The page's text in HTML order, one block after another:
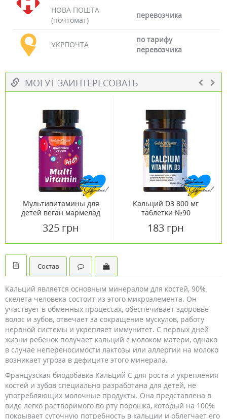
НОВА ПОШТА
(почтомат)
перевозчика
УКРПОЧТА
по тарифу
перевозчика
МОГУТ ЗАИНТЕРЕСОВАТЬ
Мультивитамины для
детей веган мармелад
325 грн
Кальций D3 800 мг
таблетки №90
183 грн
Состав
Кальций является основным минералом для костей, 90%
скелета человека состоит из этого микроэлемента. Он
участвует в обменных процессах, обеспечивает здоровье
волос и зубов, отвечает за сокращение мускулов, работу
нервной системы и укрепляет иммунитет. С первых дней
жизни ребенок получает кальций с молоком матери, однако
в случае непереносимости лактозы или аллергии на молоко
возникает угроза в дефиците этого минерала.
Французская биодобавка Кальций С для роста и укрепления
костей и зубов специально разработана для детей, не
употребляющих молочные продукты. Она представлена в
виде легко растворимого во рту порошка, который на 100%
покрывает суточную потребность в кальции и облегчает его